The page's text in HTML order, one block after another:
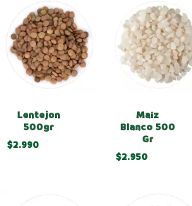
Lentejon
500gr
$2.990
Maiz
Blanco 500
Gr
$2.950